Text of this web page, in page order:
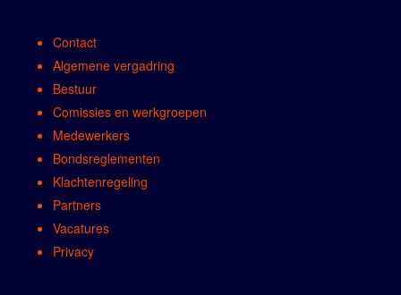
Contact
Algemene vergadring
Bestuur
Comissies en werkgroepen
Medewerkers
Bondsreglementen
Klachtenregeling
Partners
Vacatures
Privacy